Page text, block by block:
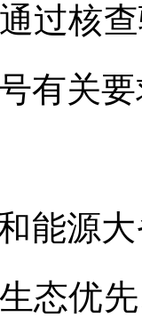
过核
有关
能源
态优